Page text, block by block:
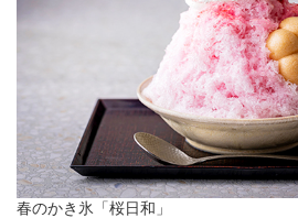
春のかき氷「桜日和」